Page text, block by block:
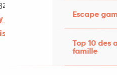
Escape
Top 10 des
famille
Espédaillac
rendre
en train !